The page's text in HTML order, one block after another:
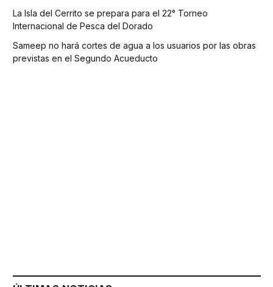
La Isla del Cerrito se prepara para el 22° Torneo
Internacional de Pesca del Dorado
Sameep no hará cortes de agua a los usuarios por las obras
previstas en el Segundo Acueducto